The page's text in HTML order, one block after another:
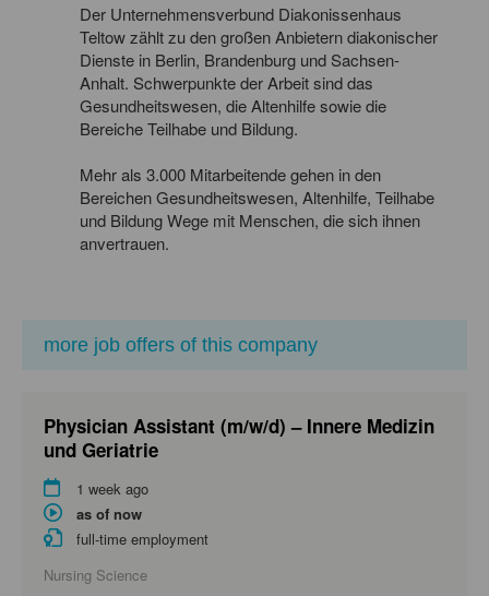
Der Unternehmensverbund Diakonissenhaus
Teltow zählt zu den großen Anbietern diakonischer
Dienste in Berlin, Brandenburg und Sachsen-
Anhalt. Schwerpunkte der Arbeit sind das
Gesundheitswesen, die Altenhilfe sowie die
Bereiche Teilhabe und Bildung.
Mehr als 3.000 Mitarbeitende gehen in den
Bereichen Gesundheitswesen, Altenhilfe, Teilhabe
und Bildung Wege mit Menschen, die sich ihnen
anvertrauen.
more job offers of this company
Physician Assistant (m/w/d) – Innere Medizin
und Geriatrie
1 week ago
as of now
full-time employment
Nursing Science